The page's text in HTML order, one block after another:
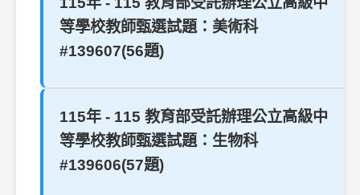
等學校教師甄選試題：美術科
#139607(56題)
115年 - 115 教育部受託辦理公立高級中
等學校教師甄選試題：生物科
#139606(57題)